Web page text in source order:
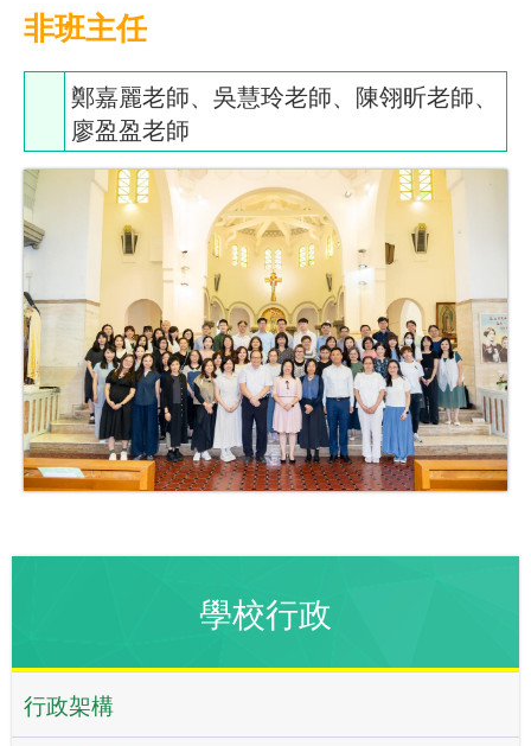
非班主任
鄭嘉麗老師、吳慧玲老師、陳翎昕老師、
廖盈盈老師
學校行政
行政架構